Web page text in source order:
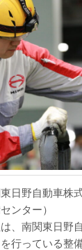
日野自動車株
ンター）
、南関東日野
行っている整